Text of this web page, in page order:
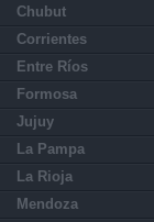
Chubut
Corrientes
Entre Ríos
Formosa
Jujuy
La Pampa
La Rioja
Mendoza